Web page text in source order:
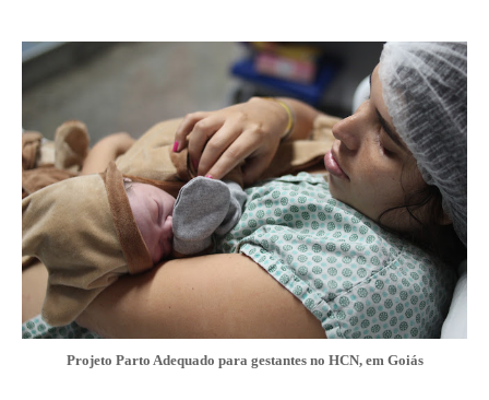
Projeto Parto Adequado para gestantes no HCN, em Goiás